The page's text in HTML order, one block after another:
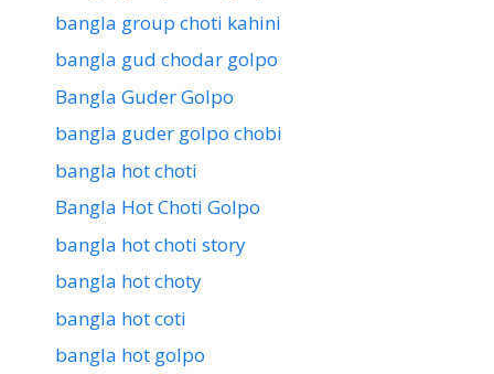
bangla group choti kahini
bangla gud chodar golpo
Bangla Guder Golpo
bangla guder golpo chobi
bangla hot choti
Bangla Hot Choti Golpo
bangla hot choti story
bangla hot choty
bangla hot coti
bangla hot golpo